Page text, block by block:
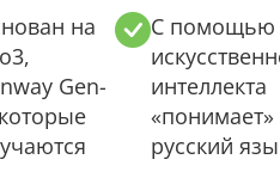
на
Gen-
С помощью
интеллекта
«понимает»
русский